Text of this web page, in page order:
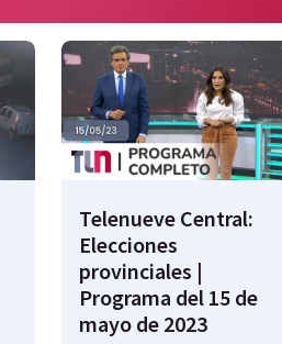
Telenueve Central:
Elecciones
provinciales |
Programa del 15 de
mayo de 2023